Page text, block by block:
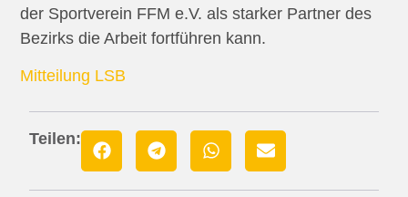
der Sportverein FFM e.V. als starker Partner des
Bezirks die Arbeit fortführen kann.
Mitteilung LSB
Teilen: